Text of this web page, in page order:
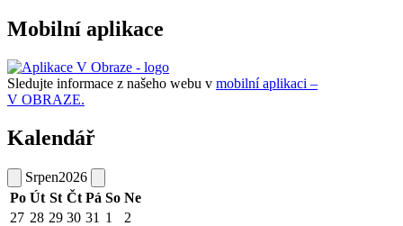
Mobilní aplikace
Sledujte informace z našeho webu v mobilní aplikaci –
V OBRAZE.
Kalendář
Srpen2026
Po Út St Čt Pá So Ne
27 28 29 30 31 1
2